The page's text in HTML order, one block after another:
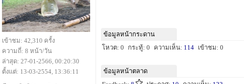
ข้อมูลหน้ากระดาน
โหวต: 0
กระทู้: 0 ความเห็น: 114 เข้าชม: 0
ข้อมูลหน้าตลาด
เข้าชม: 42,310 ครั้ง
ความถี่: 8 หน้า/วัน
ล่าสุด: 27-01-2566, 00:20:30
ตั้งแต่: 13-03-2554, 13:36:11